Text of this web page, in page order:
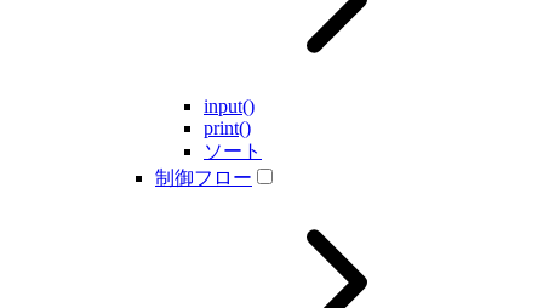
input()
print()
ソート
制御フロー